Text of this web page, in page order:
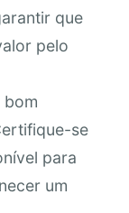
que
pelo
bom
se
para
um